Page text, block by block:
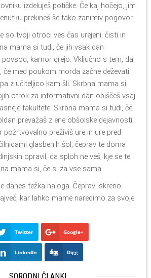
izdeluješ potičke. Če kaj hočejo, jim
prekineš še tako zanimiv pogovor.
so tvoji otroci ves čas urejeni, čisti in
mama si tudi, če jih vsak dan
kamor grejo. Vključno s tem, da
če med poukom morda začne deževati.
z učiteljico kam šli. Skrbna mama si,
otrok za informativni dan obiščeš vsaj
fakultete. Skrbna mama si tudi, če
prevažaš z ene obšolske dejavnosti
požrtvovalno preživiš ure in ure pred
glasbenih šol, čeprav te doma
opravil, da sploh ne veš, kje se te
mama si, če si za vse sama.
danes težka naloga. Čeprav iskreno
kar lahko mame naredimo za svoje
Twitter Google+
LinkedIn Digg